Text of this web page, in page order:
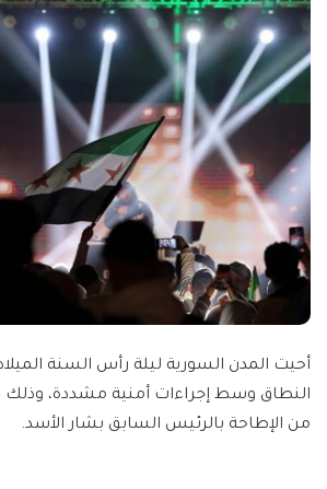
أحيت المدن السورية ليلة رأس السنة
النطاق وسط إجراءات أمنية مشددة، وذلك
من الإطاحة بالرئيس السابق بشار الأسد.